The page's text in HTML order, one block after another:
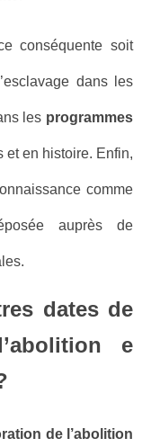
conséquente soit
dans les
les programmes
et en histoire. Enfin,
comme
auprès de
dates de
e
de l’abolition